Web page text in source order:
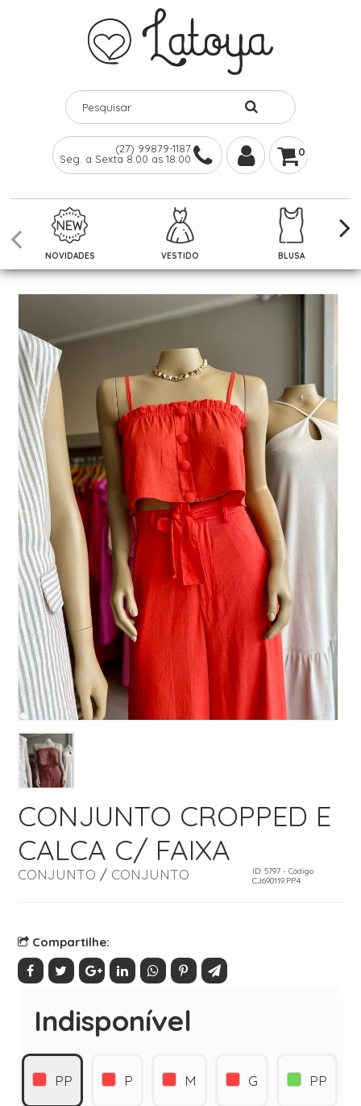
(27) 99879-1187
Seg. a Sexta 8:00 as 18:00
0
NOVIDADES VESTIDO BLUSA
CONJUNTO CROPPED E
CALCA C/ FAIXA
CONJUNTO / CONJUNTO
ID: 5797 - Código
CJ690119.PP.4
Compartilhe:
Indisponível
PP P M G PP